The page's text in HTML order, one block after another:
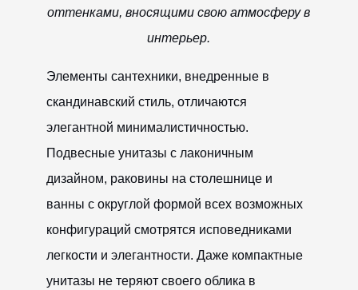
оттенками, вносящими свою атмосферу в
интерьер.
Элементы сантехники, внедренные в
скандинавский стиль, отличаются
элегантной минималистичностью.
Подвесные унитазы с лаконичным
дизайном, раковины на столешнице и
ванны с округлой формой всех возможных
конфигураций смотрятся исповедниками
легкости и элегантности. Даже компактные
унитазы не теряют своего облика в